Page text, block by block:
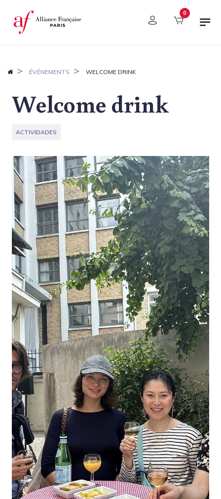
Panel de gestión de cookies 0
ÉVÉNEMENTS WELCOME DRINK
Welcome drink
ACTIVIDADES